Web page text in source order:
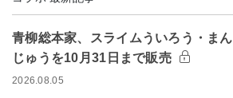
青柳総本家、スライムういろう・まん
じゅうを10月31日まで販売
2026.08.05